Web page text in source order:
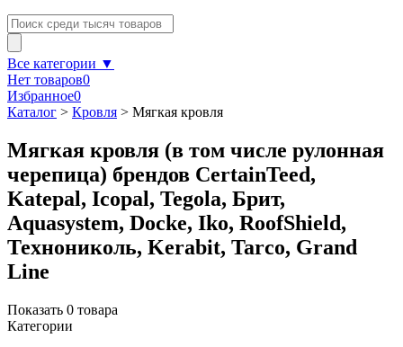
Все категории ▼
Нет товаров0
Избранное0
Каталог > Кровля > Мягкая кровля
Мягкая кровля (в том числе рулонная
черепица) брендов CertainTeed,
Katepal, Icopal, Tegola, Брит,
Aquasystem, Docke, Iko, RoofShield,
Технониколь, Kerabit, Tarco, Grand
Line
Показать 0 товара
Категории